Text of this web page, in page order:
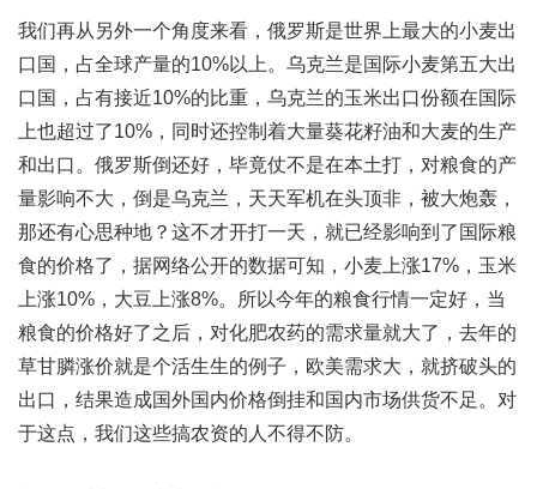
我们再从另外一个角度来看，俄罗斯是世界上最大的小麦出
口国，占全球产量的10%以上。乌克兰是国际小麦第五大出
口国，占有接近10%的比重，乌克兰的玉米出口份额在国际
上也超过了10%，同时还控制着大量葵花籽油和大麦的生产
和出口。俄罗斯倒还好，毕竟仗不是在本土打，对粮食的产
量影响不大，倒是乌克兰，天天军机在头顶非，被大炮轰，
那还有心思种地？这不才开打一天，就已经影响到了国际粮
食的价格了，据网络公开的数据可知，小麦上涨17%，玉米
上涨10%，大豆上涨8%。所以今年的粮食行情一定好，当
粮食的价格好了之后，对化肥农药的需求量就大了，去年的
草甘膦涨价就是个活生生的例子，欧美需求大，就挤破头的
出口，结果造成国外国内价格倒挂和国内市场供货不足。对
于这点，我们这些搞农资的人不得不防。